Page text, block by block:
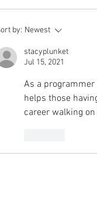
by: Newest
stacyplunket
Jul 15, 2021
As a
helps those
career walking